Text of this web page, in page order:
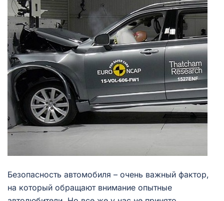
Безопасность автомобиля – очень важный фактор,
на который обращают внимание опытные